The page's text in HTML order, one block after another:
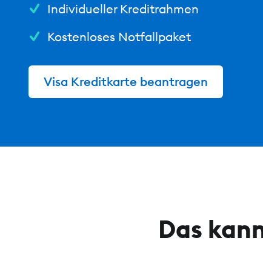
Individueller Kreditrahmen
Kostenloses Notfallpaket
Visa Kreditkarte beantragen
Das